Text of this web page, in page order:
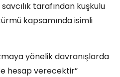
tarafından kuşkulu
kapsamında isimli
yönelik davranışlarda
hesap verecektir”